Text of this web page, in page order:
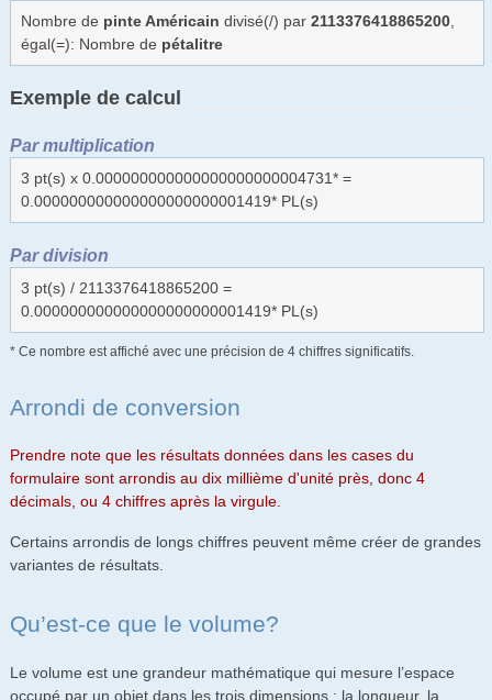
Nombre de pinte Américain divisé(/) par 2113376418865200,
égal(=): Nombre de pétalitre
Exemple de calcul
Par multiplication
3 pt(s) x 0.000000000000000000000004731* =
0.000000000000000000000001419* PL(s)
Par division
3 pt(s) / 2113376418865200 =
0.000000000000000000000001419* PL(s)
* Ce nombre est affiché avec une précision de 4 chiffres significatifs.
Arrondi de conversion
Prendre note que les résultats données dans les cases du
formulaire sont arrondis au dix millième d'unité près, donc 4
décimals, ou 4 chiffres après la virgule.
Certains arrondis de longs chiffres peuvent même créer de grandes
variantes de résultats.
Qu’est-ce que le volume?
Le volume est une grandeur mathématique qui mesure l’espace
occupé par un objet dans les trois dimensions : la longueur, la